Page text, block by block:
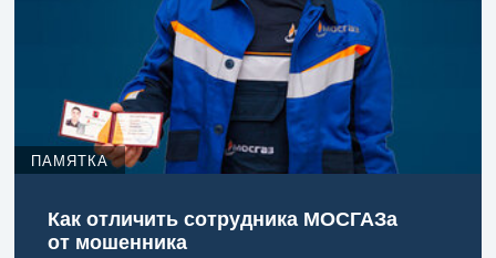
ПАМЯТКА
Как отличить сотрудника МОСГАЗа
от мошенника